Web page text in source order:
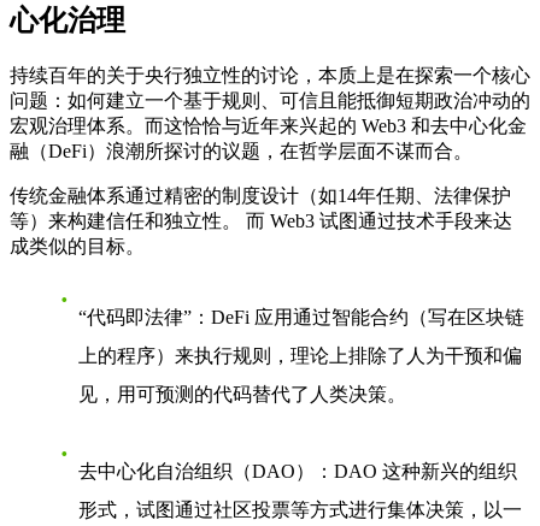
心化治理
持续百年的关于央行独立性的讨论，本质上是在探索一个核心
问题：如何建立一个基于规则、可信且能抵御短期政治冲动的
宏观治理体系。而这恰恰与近年来兴起的 Web3 和去中心化金
融（DeFi）浪潮所探讨的议题，在哲学层面不谋而合。
传统金融体系通过精密的制度设计（如14年任期、法律保护
等）来构建信任和独立性。 而 Web3 试图通过技术手段来达
成类似的目标。
“代码即法律” ：DeFi 应用通过智能合约（写在区块链
上的程序）来执行规则，理论上排除了人为干预和偏
见，用可预测的代码替代了人类决策。
去中心化自治组织（DAO）
：DAO 这种新兴的组织
形式，试图通过社区投票等方式进行集体决策，以一